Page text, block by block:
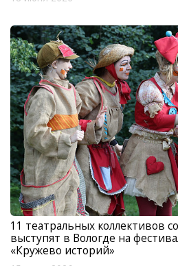
11 театральных коллективов
выступят в Вологде на
«Кружево историй»